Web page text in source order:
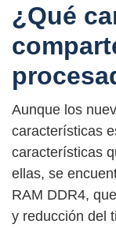
¿Qué
Aunque los
características
características
ellas, se
RAM DDR4,
y reducción del